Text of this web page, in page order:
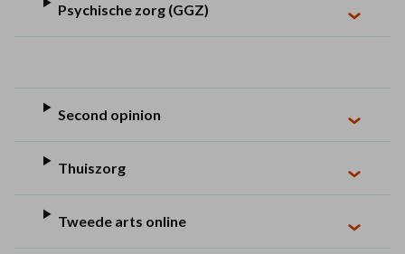
Psychische zorg (GGZ)
Second opinion
Thuiszorg
Tweede arts online